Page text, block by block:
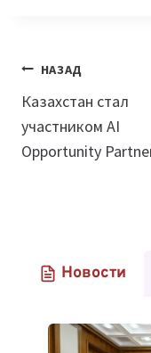
Навигация
по
записям
НАЗАД
Казахстан стал
участником AI
Opportunity
Новости